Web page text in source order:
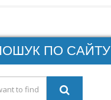
ПО САЙТУ